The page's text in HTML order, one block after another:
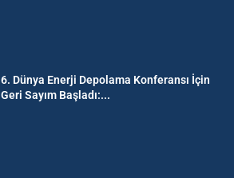
6. Dünya Enerji Depolama Konferansı İçin
Geri Sayım Başladı:...